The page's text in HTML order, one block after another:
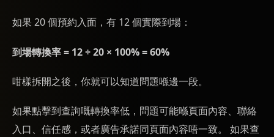
如果 20 個預約入面，有 12 個實際到場：
到場轉換率 = 12 ÷ 20 × 100% = 60%
咁樣拆開之後，你就可以知道問題喺邊一段。
如果點擊到查詢嘅轉換率低，問題可能喺頁面內容、聯絡
入口、信任感，或者廣告承諾同頁面內容唔一致。 如果查